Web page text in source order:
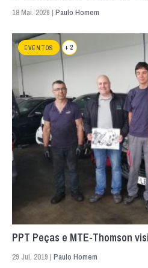
18 Mai. 2026 | Paulo Homem
EVENTOS + 2
PPT Peças e MTE-Thomson
29 Jul. 2019 | Paulo Homem